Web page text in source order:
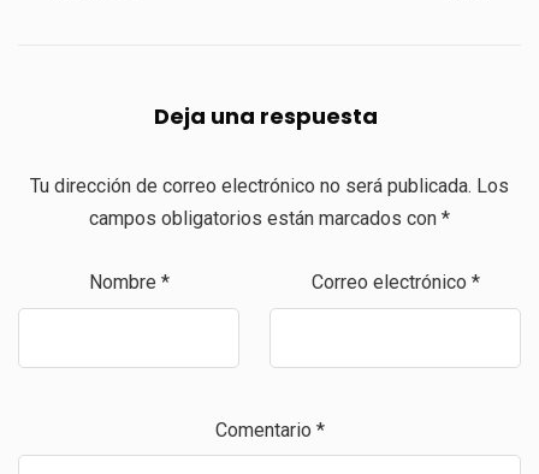
Deja una respuesta
Tu dirección de correo electrónico no será publicada. Los
campos obligatorios están marcados con *
Nombre * Correo electrónico *
Comentario *